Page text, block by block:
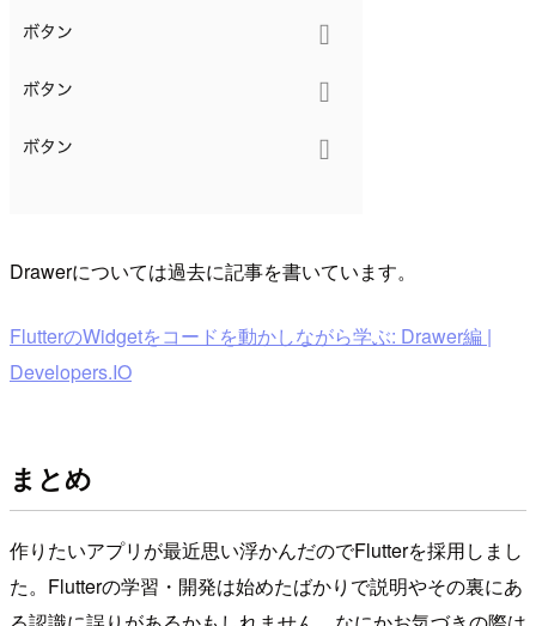
Drawerについては過去に記事を書いています。
FlutterのWidgetをコードを動かしながら学ぶ: Drawer編 |
Developers.IO
まとめ
作りたいアプリが最近思い浮かんだのでFlutterを採用しまし
た。Flutterの学習・開発は始めたばかりで説明やその裏にあ